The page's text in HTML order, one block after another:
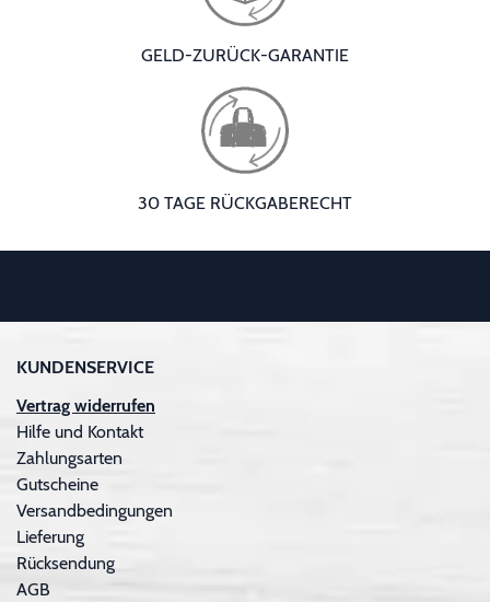
GELD-ZURÜCK-GARANTIE
30 TAGE RÜCKGABERECHT
KUNDENSERVICE
Vertrag widerrufen
Hilfe und Kontakt
Zahlungsarten
Gutscheine
Versandbedingungen
Lieferung
Rücksendung
AGB